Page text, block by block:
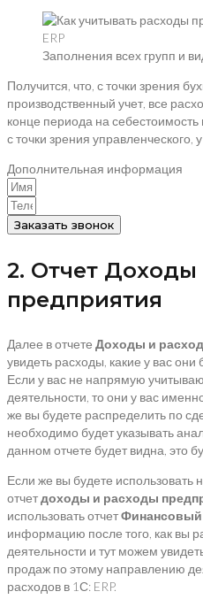
Заполнения всех групп и
Получится, что, с точки зрения
производственный учет, все
конце периода на
с точки зрения управленческого,
Дополнительная информация
Заказать звонок
2. Отчет
предприятия
Далее в отчете Доходы и
увидеть расходы, какие у вас
Если у вас не напрямую
деятельности, то они у вас
же вы будете распределить по
необходимо будет указывать
данном отчете будет видна, это
Если же вы будете использовать
отчетдоходы и расходы
использовать отчетФинансовый
информацию после того, как вы
деятельности и тут можем
продаж по этому направлению
расходов в 1С: ERP.